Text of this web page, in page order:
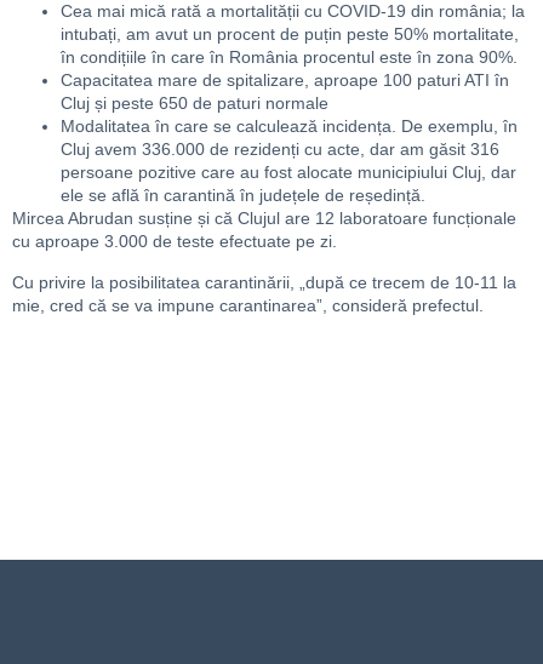
Cea mai mică rată a mortalității cu COVID-19 din românia; la
intubați, am avut un procent de puțin peste 50% mortalitate,
în condițiile în care în România procentul este în zona 90%.
Capacitatea mare de spitalizare, aproape 100 paturi ATI în
Cluj și peste 650 de paturi normale
Modalitatea în care se calculează incidența. De exemplu, în
Cluj avem 336.000 de rezidenți cu acte, dar am găsit 316
persoane pozitive care au fost alocate municipiului Cluj, dar
ele se află în carantină în județele de reședință.
Mircea Abrudan susține și că Clujul are 12 laboratoare funcționale
cu aproape 3.000 de teste efectuate pe zi.
Cu privire la posibilitatea carantinării, „după ce trecem de 10-11 la
mie, cred că se va impune carantinarea”, consideră prefectul.